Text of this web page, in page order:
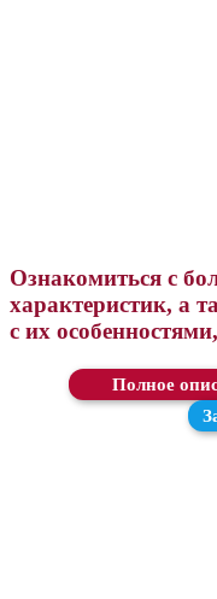
Ознакомиться с
характеристик, а
с их
Скачать